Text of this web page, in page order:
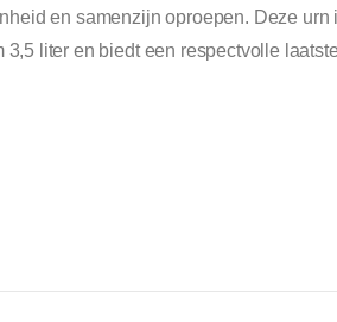
en samenzijn oproepen. Deze urn
3,5 liter en biedt een respectvolle